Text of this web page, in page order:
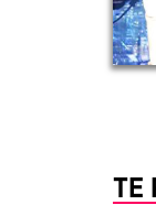
TE